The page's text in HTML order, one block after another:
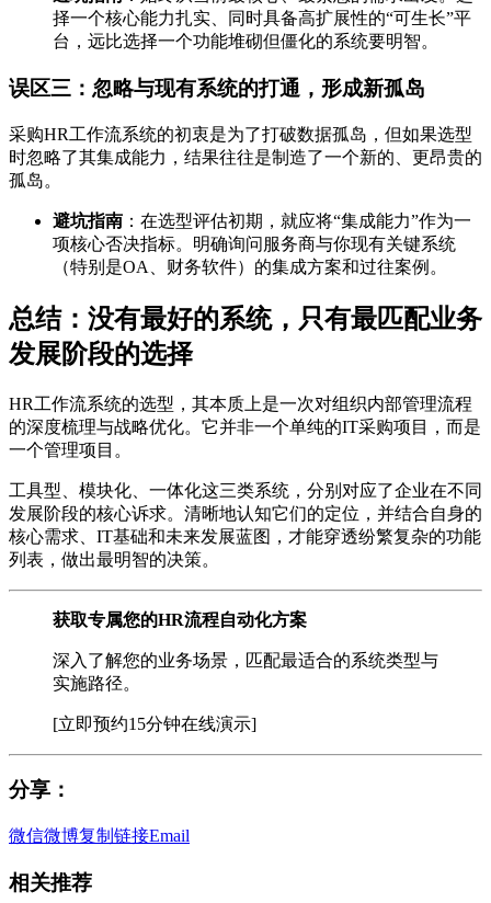
择一个核心能力扎实、同时具备高扩展性的“可生长”平
台，远比选择一个功能堆砌但僵化的系统要明智。
误区三：忽略与现有系统的打通，形成新孤岛
采购HR工作流系统的初衷是为了打破数据孤岛，但如果选型
时忽略了其集成能力，结果往往是制造了一个新的、更昂贵的
孤岛。
避坑指南 ：在选型评估初期，就应将“集成能力”作为一
项核心否决指标。明确询问服务商与你现有关键系统
（特别是OA、财务软件）的集成方案和过往案例。
总结：没有最好的系统，只有最匹配业务
发展阶段的选择
HR工作流系统的选型，其本质上是一次对组织内部管理流程
的深度梳理与战略优化。它并非一个单纯的IT采购项目，而是
一个管理项目。
工具型、模块化、一体化这三类系统，分别对应了企业在不同
发展阶段的核心诉求。清晰地认知它们的定位，并结合自身的
核心需求、IT基础和未来发展蓝图，才能穿透纷繁复杂的功能
列表，做出最明智的决策。
获取专属您的HR流程自动化方案
深入了解您的业务场景，匹配最适合的系统类型与
实施路径。
[立即预约15分钟在线演示]
分享：
微信微博复制链接Email
相关推荐